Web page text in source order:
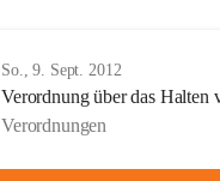
So., 9. Sept. 2012
Verordnung über das Halten
Verordnungen